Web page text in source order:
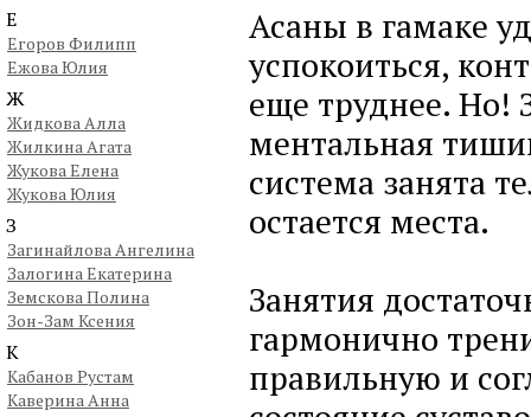
Е
Егоров Филипп
Ежова Юлия
Ж
Жидкова Алла
Жилкина Агата
Жукова Елена
Жукова Юлия
З
Загинайлова Ангелина
Залогина Екатерина
Земскова Полина
Зон-Зам Ксения
К
Кабанов Рустам
Каверина Анна
Асаны в гамаке
успокоиться,
еще труднее. Но!
ментальная
система занята
остается места.
Занятия
гармонично
правильную и